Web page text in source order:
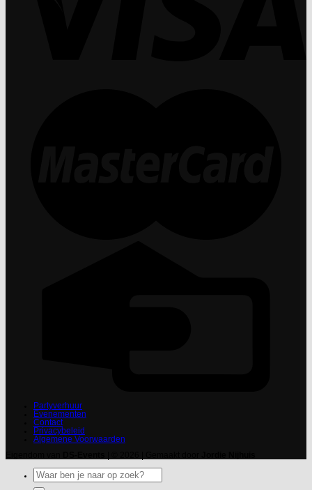
Partyverhuur
Evenementen
Contact
Privacybeleid
Algemene Voorwaarden
Zoeken
naar: